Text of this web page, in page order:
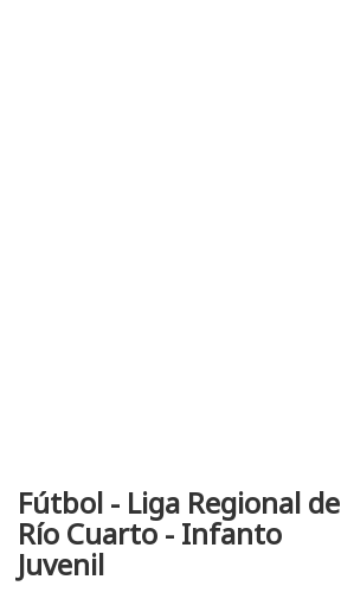
Fútbol - Liga Regional de
Río Cuarto - Infanto
Juvenil